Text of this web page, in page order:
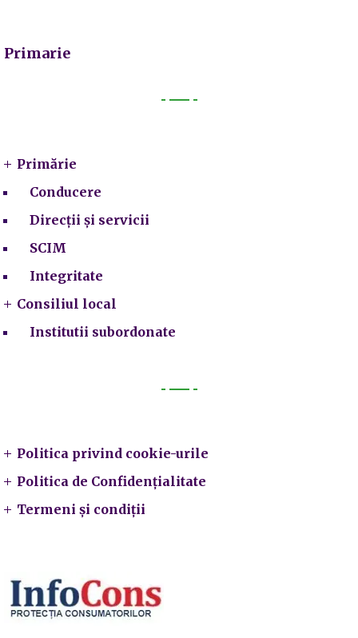
Primarie
Primărie
Conducere
Direcții și servicii
SCIM
Integritate
Consiliul local
Institutii subordonate
Politica privind cookie-urile
Politica de Confidențialitate
Termeni și condiții